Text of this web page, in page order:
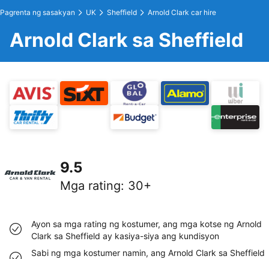
Pagrenta ng sasakyan UK Sheffield Arnold Clark car hire
Arnold Clark sa Sheffield
9.5
Mga rating: 30+
Ayon sa mga rating ng kostumer, ang mga kotse ng Arnold
Clark sa Sheffield ay kasiya-siya ang kundisyon
Sabi ng mga kostumer namin, ang Arnold Clark sa Sheffield